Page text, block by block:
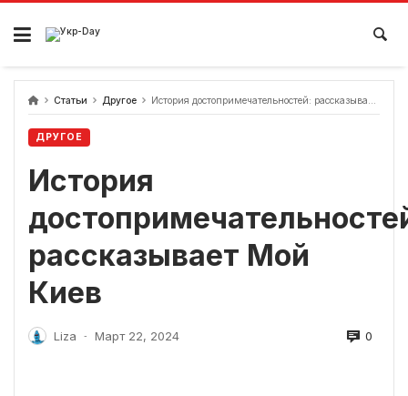
перейти
содержанию
Статьи Другое История достопримечательностей: рассказывает Мой Киев
ДРУГОЕ
История
рассказывает Мой
Киев
Liza - Март 22, 2024 0